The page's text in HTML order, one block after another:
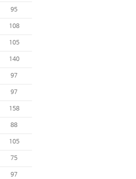
95
108
105
140
97
97
158
88
105
75
97